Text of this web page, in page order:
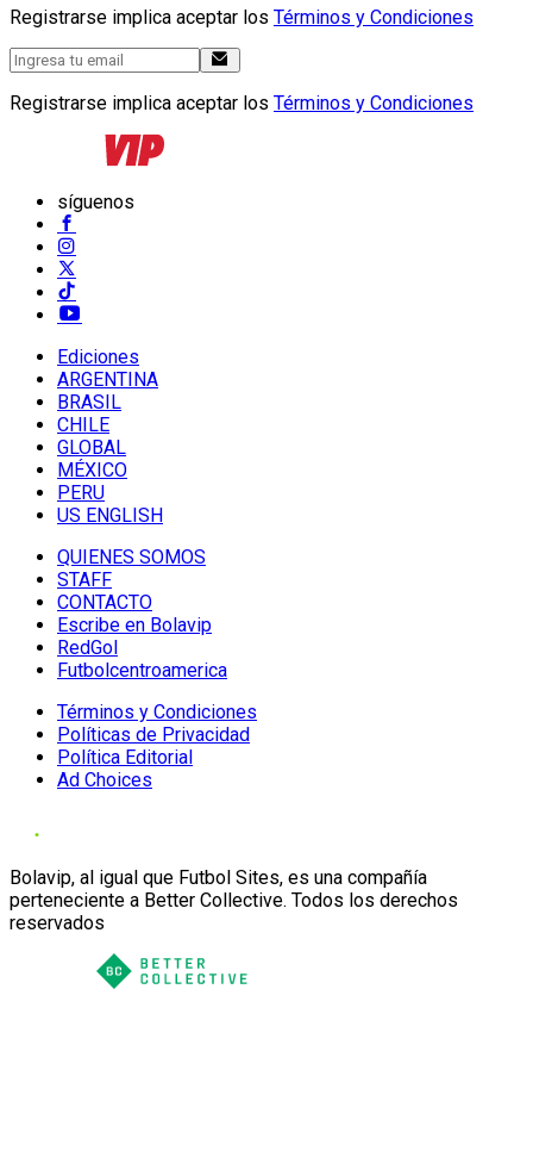
Registrarse implica aceptar los Términos y Condiciones
Registrarse implica aceptar los Términos y Condiciones
síguenos
Ediciones
ARGENTINA
BRASIL
CHILE
GLOBAL
MÉXICO
PERU
US ENGLISH
QUIENES SOMOS
STAFF
CONTACTO
Escribe en Bolavip
RedGol
Futbolcentroamerica
Términos y Condiciones
Políticas de Privacidad
Política Editorial
Ad Choices
Bolavip, al igual que Futbol Sites, es una compañía
perteneciente a Better Collective. Todos los derechos
reservados